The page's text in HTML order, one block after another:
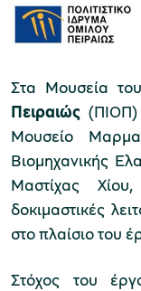
Μουσείο
Τσαλαπάτα
Μουσείο
Στα Μουσεία του
Πειραιώς (ΠΙΟΠ)
Μουσείο
Βιομηχανικής
Μαστίχας
δοκιμαστικές
στο πλαίσιο του
Στόχος του